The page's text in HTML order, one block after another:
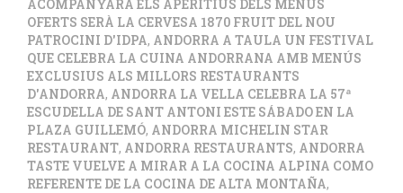
ACOMPANYARÀ ELS APERITIUS DELS MENÚS
OFERTS SERÀ LA CERVESA 1870 FRUIT DEL NOU
PATROCINI D'IDPA, ANDORRA A TAULA UN FESTIVAL
QUE CELEBRA LA CUINA ANDORRANA AMB MENÚS
EXCLUSIUS ALS MILLORS RESTAURANTS
D'ANDORRA, ANDORRA LA VELLA CELEBRA LA 57ª
ESCUDELLA DE SANT ANTONI ESTE SÁBADO EN LA
PLAZA GUILLEMÓ, ANDORRA MICHELIN STAR
RESTAURANT, ANDORRA RESTAURANTS, ANDORRA
TASTE VUELVE A MIRAR A LA COCINA ALPINA COMO
REFERENTE DE LA COCINA DE ALTA MONTAÑA,